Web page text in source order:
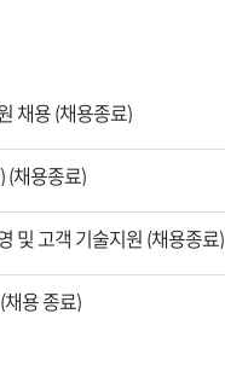
채용 (채용종료)
(채용종료)
및 고객 기술지원 (채용종료)
용 종료)